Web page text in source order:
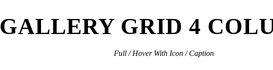
GALLERY GRID 4
Full / Hover With Icon / Caption